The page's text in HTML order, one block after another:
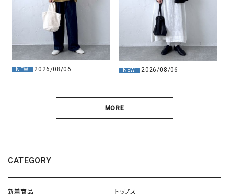
NEW 2026/08/06 NEW 2026/08/06
MORE
CATEGORY
新着商品 トップス